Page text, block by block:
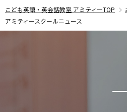
こども英語・英会話教室 アミティーTOP
アミティースクールニュース